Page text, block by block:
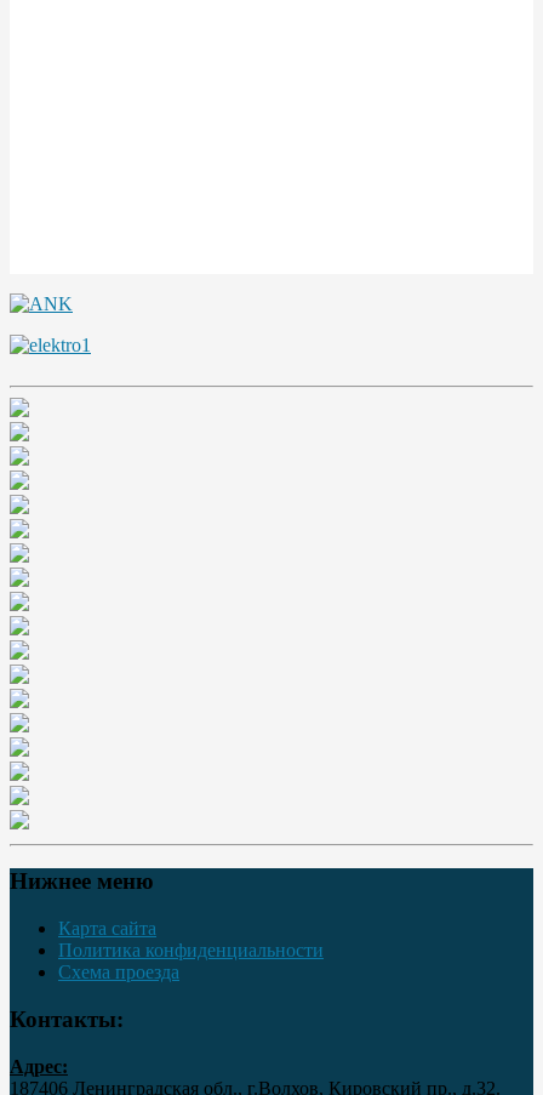
Нижнее меню
Карта сайта
Политика конфиденциальности
Схема проезда
Контакты:
Адрес:
187406 Ленинградская обл., г.Волхов, Кировский пр., д.32.